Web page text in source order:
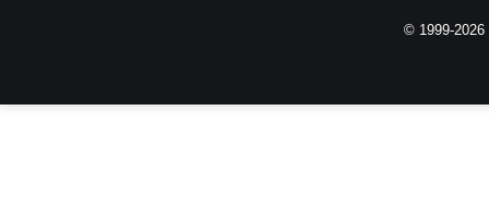
© 1999-2026